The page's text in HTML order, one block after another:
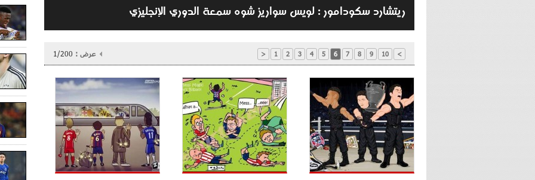
ريتشارد سكودامور : لويس سواريز شوه سمعة الدوري الإنجليزي
< 1 2 3 4 5 6 7 8 9 10 > عرض : 1/200